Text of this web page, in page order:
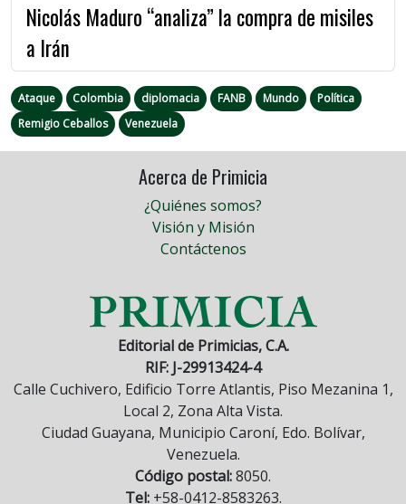
Nicolás Maduro “analiza” la compra de misiles
a Irán
Ataque Colombia diplomacia FANB Mundo
Política
Remigio Ceballos
Venezuela
Acerca de Primicia
¿Quiénes somos?
Visión y Misión
Contáctenos
Editorial de Primicias, C.A.
RIF: J-29913424-4
Calle Cuchivero, Edificio Torre Atlantis, Piso Mezanina 1,
Local 2, Zona Alta Vista.
Ciudad Guayana, Municipio Caroní, Edo. Bolívar,
Venezuela.
Código postal:8050.
Tel:+58-0412-8583263.